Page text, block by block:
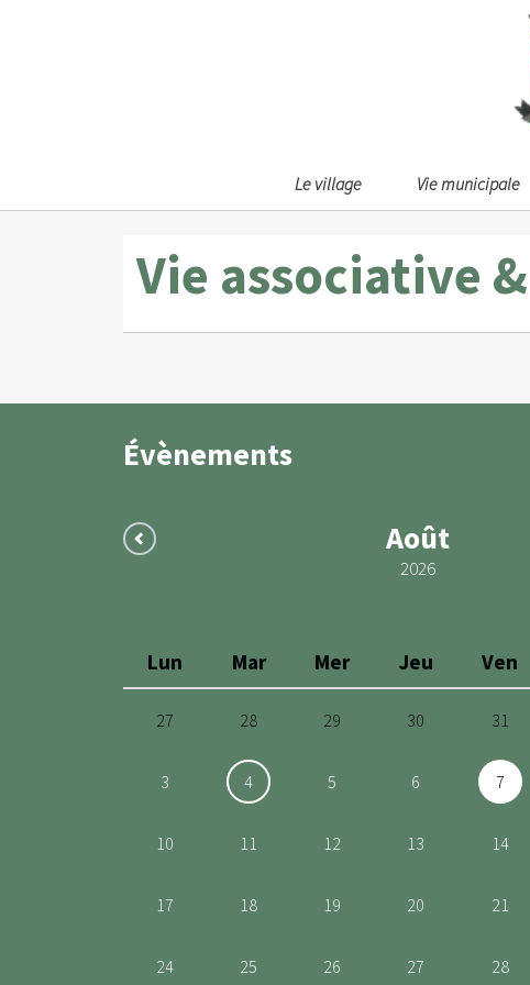
Le village Vie municipale
Vie associative
Évènements
Août
2026
Lun Mar Mer Jeu Ven
27 28 29 30 31
3 4 5 6 7
10 11 12 13 14
17 18 19 20 21
24 25 26 27 28